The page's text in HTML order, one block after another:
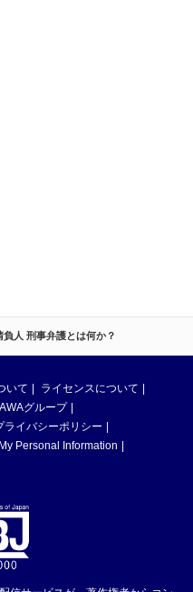
負人 刑事弁護とは何か？
いて
ライセンスについて
グループ
ライバシーポリシー
Personal Information